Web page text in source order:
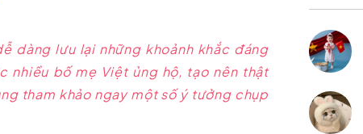
dàng lưu lại những khoảnh khắc đáng
nhiều bố mẹ Việt ủng hộ, tạo nên thật
tham khảo ngay một số ý tưởng chụp